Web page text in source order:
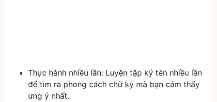
Thực hành nhiều lần: Luyện tập ký tên nhiều lần
để tìm ra phong cách chữ ký mà bạn cảm thấy
ưng ý nhất.